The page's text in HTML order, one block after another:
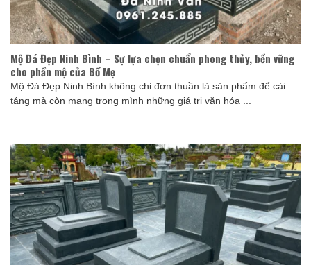
Mộ Đá Đẹp Ninh Bình – Sự lựa chọn chuẩn phong thủy, bền vững
cho phần mộ của Bố Mẹ
Mộ Đá Đẹp Ninh Bình không chỉ đơn thuần là sản phẩm để cải
táng mà còn mang trong mình những giá trị văn hóa ...